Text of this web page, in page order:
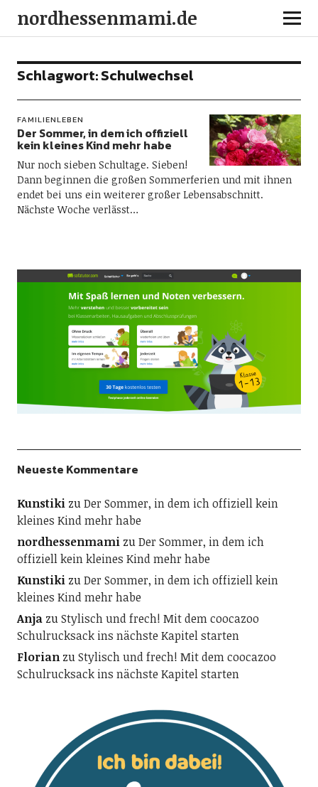
nordhessenmami.de
Schlagwort:Schulwechsel
FAMILIENLEBEN
Der Sommer, in dem ich offiziell
kein kleines Kind mehr habe
Nur noch sieben Schultage. Sieben!
Dann beginnen die großen Sommerferien und mit ihnen
endet bei uns ein weiterer großer Lebensabschnitt.
Nächste Woche verlässt…
Neueste Kommentare
KunstikizuDer Sommer, in dem ich offiziell kein
kleines Kind mehr habe
nordhessenmamizuDer Sommer, in dem ich
offiziell kein kleines Kind mehr habe
KunstikizuDer Sommer, in dem ich offiziell kein
kleines Kind mehr habe
AnjazuStylisch und frech! Mit dem coocazoo
Schulrucksack ins nächste Kapitel starten
FlorianzuStylisch und frech! Mit dem coocazoo
Schulrucksack ins nächste Kapitel starten